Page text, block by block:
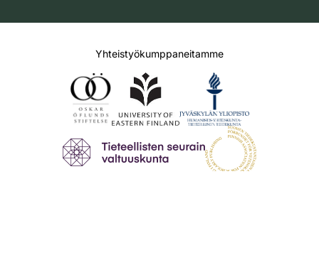
Yhteistyökumppaneitamme